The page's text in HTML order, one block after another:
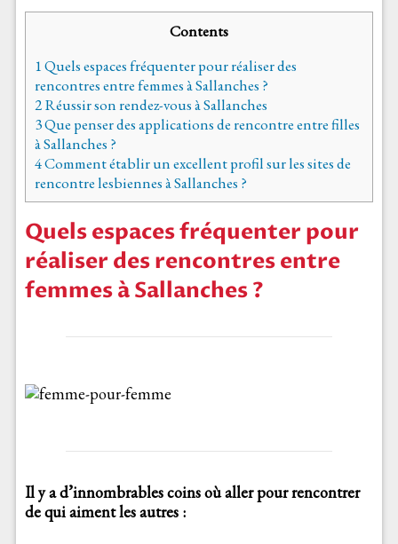
Contents
1Quels espaces fréquenter pour réaliser des
rencontres entre femmes à Sallanches ?
2Réussir son rendez-vous à Sallanches
3Que penser des applications de rencontre entre filles
à Sallanches ?
4Comment établir un excellent profil sur les sites de
rencontre lesbiennes à Sallanches ?
Quels espaces fréquenter pour
réaliser des rencontres entre
femmes à Sallanches ?
Il y a d’innombrables coins où aller pour rencontrer
de qui aiment les autres :